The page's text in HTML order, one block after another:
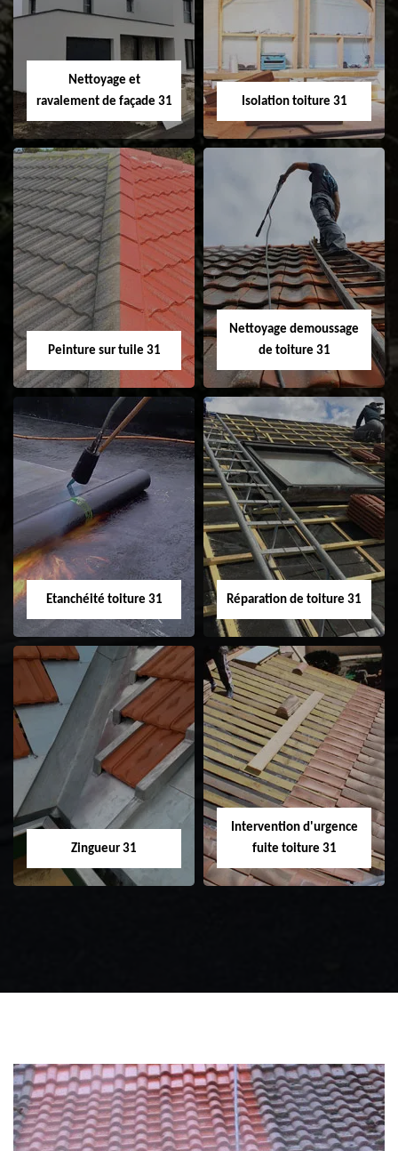
changement de
fenêtre de toit et
Velux 31
Nettoyage et
ravalement de façade 31
Nettoyage et
ravalement de
façade 31
Isolation toiture 31
Isolation toiture 31
Peinture sur tuile 31
Peinture sur tuile
31
Nettoyage demoussage
de toiture 31
Nettoyage
demoussage de
toiture 31
Etanchéité toiture 31
Etanchéité toiture
31
Réparation de toiture 31
Réparation de
toiture 31
Zingueur 31
Intervention d'urgence
fuite toiture 31